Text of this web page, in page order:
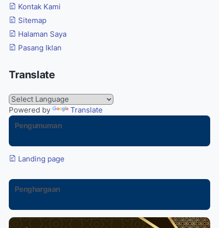
Kontak Kami
Sitemap
Halaman Saya
Pasang Iklan
Translate
Powered by
Translate
Pengumuman
Landing page
Penghargaan